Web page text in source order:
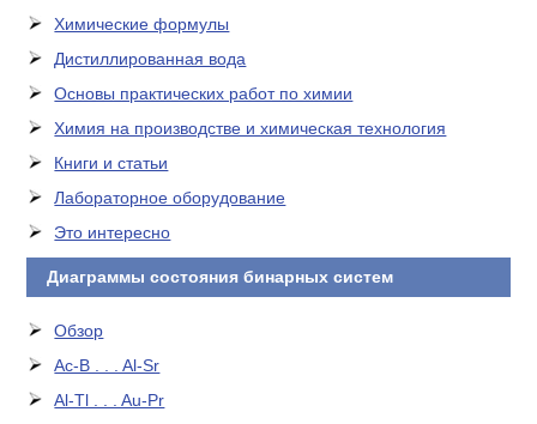
Химические формулы
Дистиллированная вода
Основы практических работ по химии
Химия на производстве и химическая технология
Книги и статьи
Лабораторное оборудование
Это интересно
Диаграммы состояния бинарных систем
Обзор
Ac-B . . . Al-Sr
Al-Tl . . . Au-Pr